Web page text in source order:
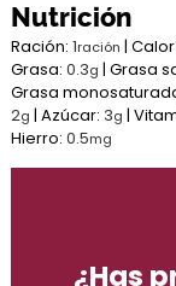
Nutrición
Ración:1ración |
Grasa:0.3g |Grasa
Grasa
2g |Azúcar: 3g |
Hierro:0.5mg
¿Has